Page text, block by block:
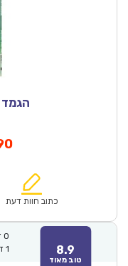
הגמד
₪61.00.
המחיר
הוא:
כתוב חוות דעת
8.9
טוב מאוד
0
1